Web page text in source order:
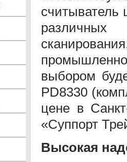
считыватель
различных
выбором
PD8330
цене в
«Суппорт
Высокая